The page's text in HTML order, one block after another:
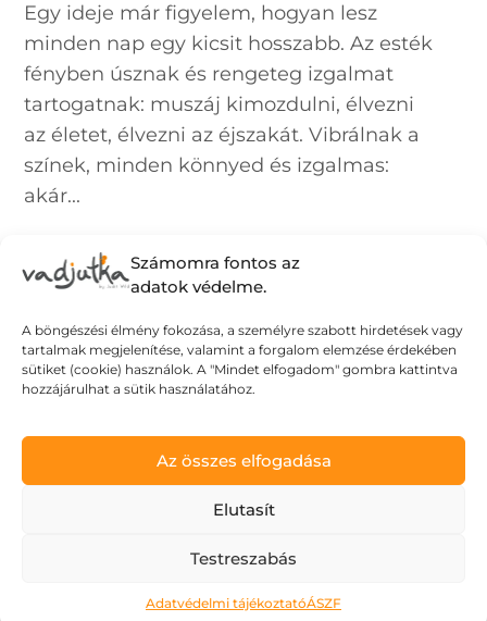
Számomra fontos az
adatok védelme.
A böngészési élmény fokozása, a személyre szabott hirdetések vagy
tartalmak megjelenítése, valamint a forgalom elemzése érdekében
sütiket (cookie) használok. A "Mindet elfogadom" gombra kattintva
hozzájárulhat a sütik használatához.
Az összes elfogadása
Elutasít
Testreszabás
Adatvédelmi tájékoztatóÁSZF
Egy ideje már figyelem, hogyan lesz
minden nap egy kicsit hosszabb. Az esték
fényben úsznak és rengeteg izgalmat
tartogatnak: muszáj kimozdulni, élvezni
az életet, élvezni az éjszakát. Vibrálnak a
színek, minden könnyed és izgalmas:
akár...